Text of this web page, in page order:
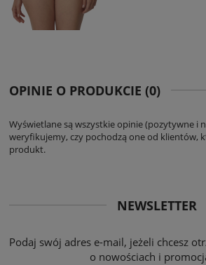
OPINIE O PRODUKCIE (0)
Wyświetlane są wszystkie opinie (pozytywne i
weryfikujemy, czy pochodzą one od klientów,
produkt.
NEWSLETTER
Podaj swój adres e-mail, jeżeli chcesz
o nowościach i